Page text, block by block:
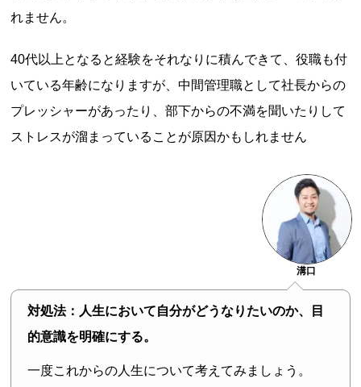
れません。
40代以上となると経験をそれなりに積んできて、役職も付
いている年齢になりますが、中間管理職として社長からの
プレッシャーがあったり、部下からの不満を聞いたりして
ストレスが溜まっていることが原因かもしれません
溝口
対処法：人生において自分がどうなりたいのか、目
的意識を明確にする。
一度これからの人生について考えてみましょう。